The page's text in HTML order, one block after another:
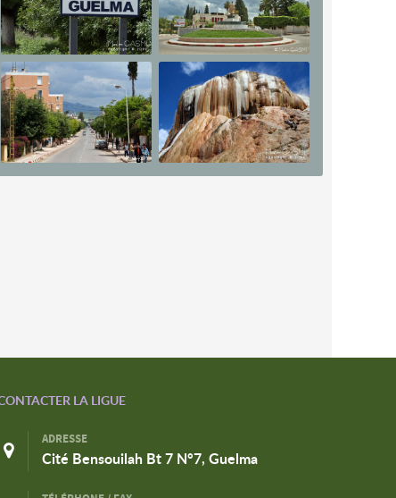
LA LIGUE
ADRESSE
Cité Bensouilah Bt 7 N°7, Guelma